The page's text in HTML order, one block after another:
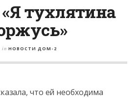
тухлятина
in НОВОСТИ ДОМ-2
что ей необходима